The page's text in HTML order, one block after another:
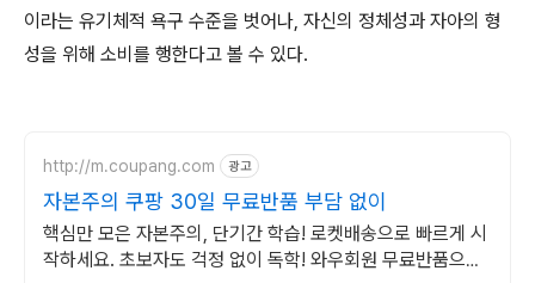
이라는 유기체적 욕구 수준을 벗어나, 자신의 정체성과 자아의 형
성을 위해 소비를 행한다고 볼 수 있다.
http://m.coupang.com 광고
자본주의 쿠팡 30일 무료반품 부담 없이
핵심만 모은 자본주의, 단기간 학습! 로켓배송으로 빠르게 시
작하세요. 초보자도 걱정 없이 독학! 와우회원 무료반품으로